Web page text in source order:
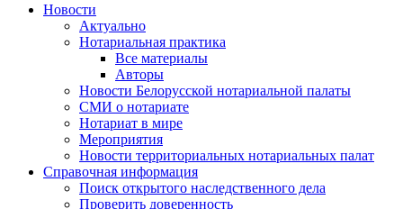
Новости
Актуально
Нотариальная практика
Все материалы
Авторы
Новости Белорусской нотариальной палаты
СМИ о нотариате
Нотариат в мире
Мероприятия
Новости территориальных нотариальных палат
Справочная информация
Поиск открытого наследственного дела
Проверить доверенность